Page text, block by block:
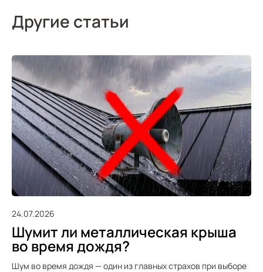
Другие статьи
24.07.2026
Шумит ли металлическая крыша
во время дождя?
Шум во время дождя — один из главных страхов при выборе